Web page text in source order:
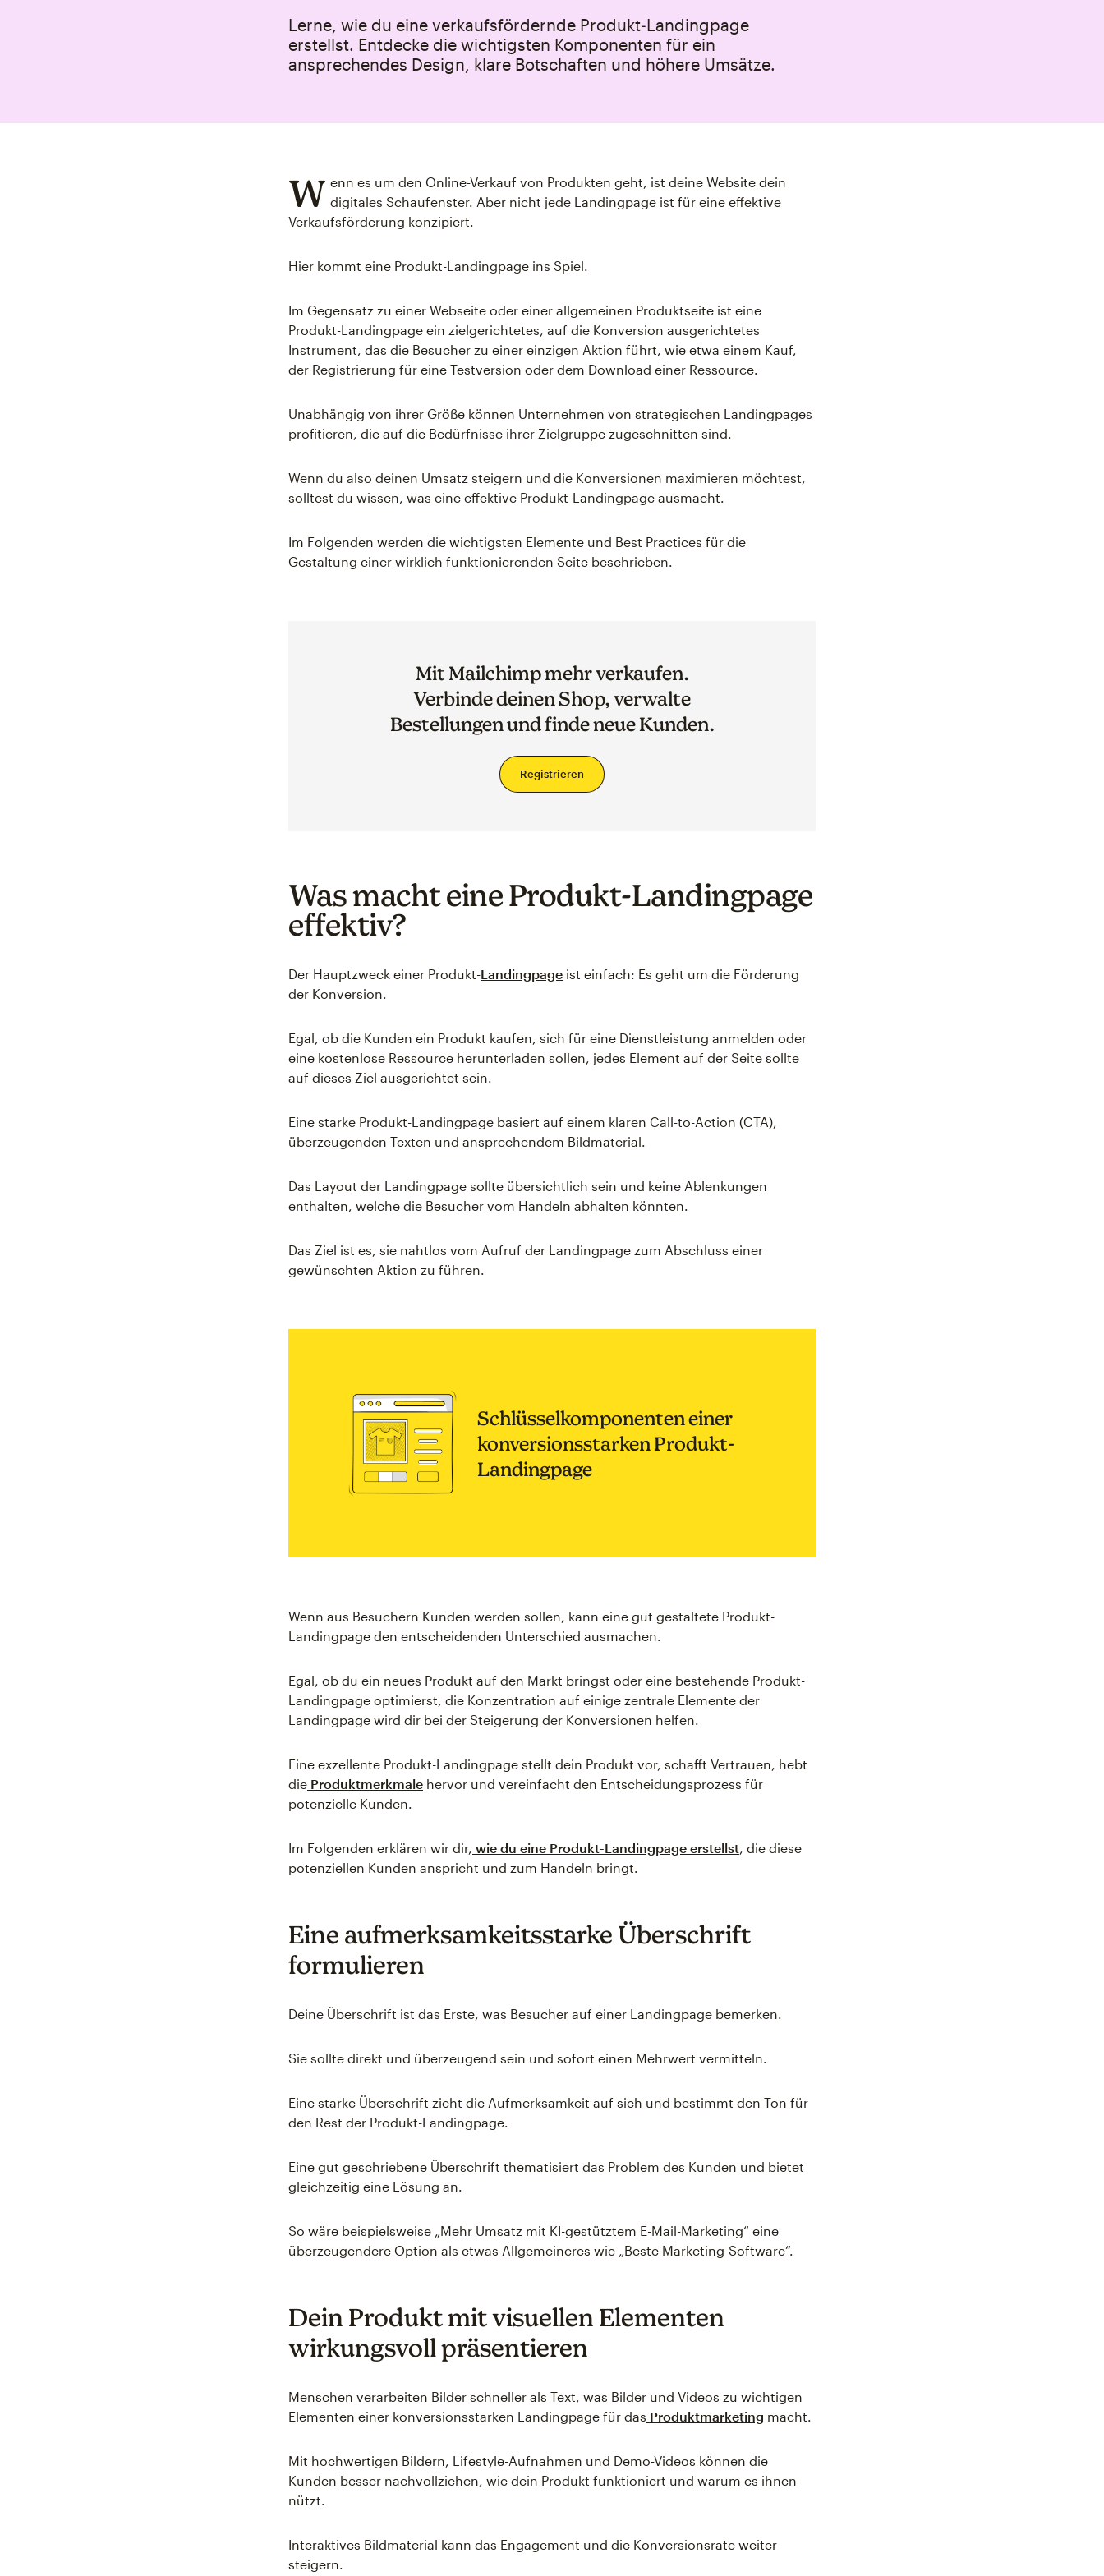
Lerne, wie du eine verkaufsfördernde Produkt‑Landingpage
erstellst. Entdecke die wichtigsten Komponenten für ein
ansprechendes Design, klare Botschaften und höhere Umsätze.
W enn es um den Online-Verkauf von Produkten geht, ist deine Website dein
digitales Schaufenster. Aber nicht jede Landingpage ist für eine effektive
Verkaufsförderung konzipiert.
Hier kommt eine Produkt-Landingpage ins Spiel.
Im Gegensatz zu einer Webseite oder einer allgemeinen Produktseite ist eine
Produkt-Landingpage ein zielgerichtetes, auf die Konversion ausgerichtetes
Instrument, das die Besucher zu einer einzigen Aktion führt, wie etwa einem Kauf,
der Registrierung für eine Testversion oder dem Download einer Ressource.
Unabhängig von ihrer Größe können Unternehmen von strategischen Landingpages
profitieren, die auf die Bedürfnisse ihrer Zielgruppe zugeschnitten sind.
Wenn du also deinen Umsatz steigern und die Konversionen maximieren möchtest,
solltest du wissen, was eine effektive Produkt-Landingpage ausmacht.
Im Folgenden werden die wichtigsten Elemente und Best Practices für die
Gestaltung einer wirklich funktionierenden Seite beschrieben.
Mit Mailchimp mehr verkaufen.
Verbinde deinen Shop, verwalte
Bestellungen und finde neue Kunden.
Registrieren
Was macht eine Produkt-Landingpage
effektiv?
Der Hauptzweck einer Produkt-Landingpage ist einfach: Es geht um die Förderung
der Konversion.
Egal, ob die Kunden ein Produkt kaufen, sich für eine Dienstleistung anmelden oder
eine kostenlose Ressource herunterladen sollen, jedes Element auf der Seite sollte
auf dieses Ziel ausgerichtet sein.
Eine starke Produkt-Landingpage basiert auf einem klaren Call-to-Action (CTA),
überzeugenden Texten und ansprechendem Bildmaterial.
Das Layout der Landingpage sollte übersichtlich sein und keine Ablenkungen
enthalten, welche die Besucher vom Handeln abhalten könnten.
Das Ziel ist es, sie nahtlos vom Aufruf der Landingpage zum Abschluss einer
gewünschten Aktion zu führen.
Schlüsselkomponenten einer
konversionsstarken Produkt-
Landingpage
Wenn aus Besuchern Kunden werden sollen, kann eine gut gestaltete Produkt-
Landingpage den entscheidenden Unterschied ausmachen.
Egal, ob du ein neues Produkt auf den Markt bringst oder eine bestehende Produkt-
Landingpage optimierst, die Konzentration auf einige zentrale Elemente der
Landingpage wird dir bei der Steigerung der Konversionen helfen.
Eine exzellente Produkt-Landingpage stellt dein Produkt vor, schafft Vertrauen, hebt
die Produktmerkmale hervor und vereinfacht den Entscheidungsprozess für
potenzielle Kunden.
Im Folgenden erklären wir dir, wie du eine Produkt-Landingpage erstellst, die diese
potenziellen Kunden anspricht und zum Handeln bringt.
Eine aufmerksamkeitsstarke Überschrift
formulieren
Deine Überschrift ist das Erste, was Besucher auf einer Landingpage bemerken.
Sie sollte direkt und überzeugend sein und sofort einen Mehrwert vermitteln.
Eine starke Überschrift zieht die Aufmerksamkeit auf sich und bestimmt den Ton für
den Rest der Produkt-Landingpage.
Eine gut geschriebene Überschrift thematisiert das Problem des Kunden und bietet
gleichzeitig eine Lösung an.
So wäre beispielsweise „Mehr Umsatz mit KI-gestütztem E-Mail-Marketing“ eine
überzeugendere Option als etwas Allgemeineres wie „Beste Marketing-Software“.
Dein Produkt mit visuellen Elementen
wirkungsvoll präsentieren
Menschen verarbeiten Bilder schneller als Text, was Bilder und Videos zu wichtigen
Elementen einer konversionsstarken Landingpage für das Produktmarketing macht.
Mit hochwertigen Bildern, Lifestyle-Aufnahmen und Demo-Videos können die
Kunden besser nachvollziehen, wie dein Produkt funktioniert und warum es ihnen
nützt.
Interaktives Bildmaterial kann das Engagement und die Konversionsrate weiter
steigern.